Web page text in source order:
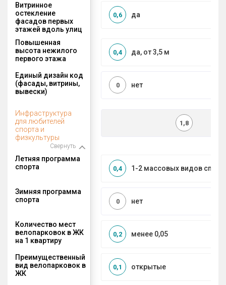
Витринное
остекление
фасадов первых
этажей вдоль улиц
да
0,6
Повышенная
высота нежилого
первого этажа
да, от 3,5 м
0,4
Единый дизайн код
(фасады, витрины,
вывески)
нет
0
Инфраструктура
для любителей
спорта и
физкультуры
Свернуть
1,8
Летняя программа
спорта
1-2 массовых видов
0,4
Зимняя программа
спорта
нет
0
Количество мест
велопарковок в ЖК
на 1 квартиру
менее 0,05
0,2
Преимущественный
вид велопарковок в
ЖК
открытые
0,1